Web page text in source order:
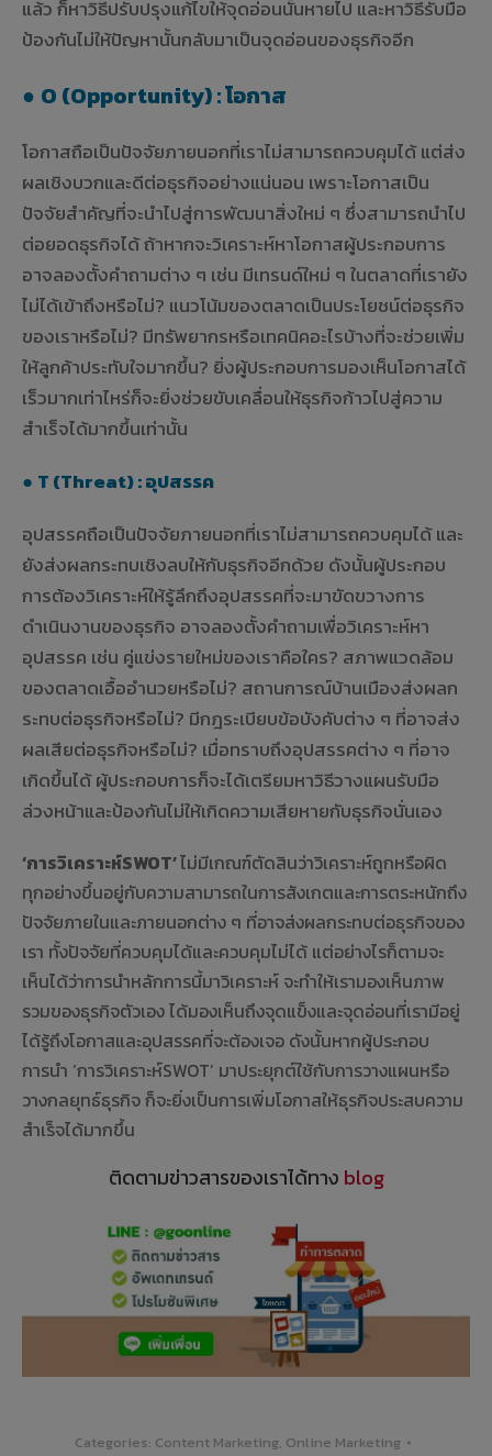
แล้ว ก็หาวิธีปรับปรุงแก้ไขให้จุดอ่อนนั้นหายไป และหาวิธีรับมือ
ป้องกันไม่ให้ปัญหานั้นกลับมาเป็นจุดอ่อนของธุรกิจอีก
● O (Opportunity) : โอกาส
โอกาสถือเป็นปัจจัยภายนอกที่เราไม่สามารถควบคุมได้ แต่ส่ง
ผลเชิงบวกและดีต่อธุรกิจอย่างแน่นอน เพราะโอกาสเป็น
ปัจจัยสำคัญที่จะนำไปสู่การพัฒนาสิ่งใหม่ ๆ ซึ่งสามารถนำไป
ต่อยอดธุรกิจได้ ถ้าหากจะวิเคราะห์หาโอกาสผู้ประกอบการ
อาจลองตั้งคำถามต่าง ๆ เช่น มีเทรนด์ใหม่ ๆ ในตลาดที่เรายัง
ไม่ได้เข้าถึงหรือไม่? แนวโน้มของตลาดเป็นประโยชน์ต่อธุรกิจ
ของเราหรือไม่? มีทรัพยากรหรือเทคนิคอะไรบ้างที่จะช่วยเพิ่ม
ให้ลูกค้าประทับใจมากขึ้น? ยิ่งผู้ประกอบการมองเห็นโอกาสได้
เร็วมากเท่าไหร่ก็จะยิ่งช่วยขับเคลื่อนให้ธุรกิจก้าวไปสู่ความ
สำเร็จได้มากขึ้นเท่านั้น
● T (Threat) : อุปสรรค
อุปสรรคถือเป็นปัจจัยภายนอกที่เราไม่สามารถควบคุมได้ และ
ยังส่งผลกระทบเชิงลบให้กับธุรกิจอีกด้วย ดังนั้นผู้ประกอบ
การต้องวิเคราะห์ให้รู้ลึกถึงอุปสรรคที่จะมาขัดขวางการ
ดำเนินงานของธุรกิจ อาจลองตั้งคำถามเพื่อวิเคราะห์หา
อุปสรรค เช่น คู่แข่งรายใหม่ของเราคือใคร? สภาพแวดล้อม
ของตลาดเอื้ออำนวยหรือไม่? สถานการณ์บ้านเมืองส่งผลก
ระทบต่อธุรกิจหรือไม่? มีกฎระเบียบข้อบังคับต่าง ๆ ที่อาจส่ง
ผลเสียต่อธุรกิจหรือไม่? เมื่อทราบถึงอุปสรรคต่าง ๆ ที่อาจ
เกิดขึ้นได้ ผู้ประกอบการก็จะได้เตรียมหาวิธีวางแผนรับมือ
ล่วงหน้าและป้องกันไม่ให้เกิดความเสียหายกับธุรกิจนั่นเอง
‘การวิเคราะห์SWOT’ไม่มีเกณฑ์ตัดสินว่าวิเคราะห์ถูกหรือผิด
ทุกอย่างขึ้นอยู่กับความสามารถในการสังเกตและการตระหนักถึง
ปัจจัยภายในและภายนอกต่าง ๆ ที่อาจส่งผลกระทบต่อธุรกิจของ
เรา ทั้งปัจจัยที่ควบคุมได้และควบคุมไม่ได้ แต่อย่างไรก็ตามจะ
เห็นได้ว่าการนำหลักการนี้มาวิเคราะห์ จะทำให้เรามองเห็นภาพ
รวมของธุรกิจตัวเอง ได้มองเห็นถึงจุดแข็งและจุดอ่อนที่เรามีอยู่
ได้รู้ถึงโอกาสและอุปสรรคที่จะต้องเจอ ดังนั้นหากผู้ประกอบ
การนำ ‘การวิเคราะห์SWOT’ มาประยุกต์ใช้กับการวางแผนหรือ
วางกลยุทธ์ธุรกิจ ก็จะยิ่งเป็นการเพิ่มโอกาสให้ธุรกิจประสบความ
สำเร็จได้มากขึ้น
ติดตามข่าวสารของเราได้ทาง blog
Categories: Content Marketing, Online Marketing